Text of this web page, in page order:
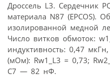
Дроссель L3. Сердечник
материала N87 (EPCOS).
изолированной медной
Число витков обмоток:
индуктивность: 0,47
(мОм): Rw1_L3 = 0,73;
С7 — 82 нФ.